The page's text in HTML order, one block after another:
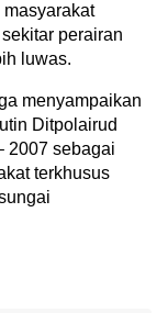
perairan
luwas.
menyampaikan
Ditpolairud
2007 sebagai
terkhusus